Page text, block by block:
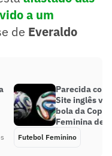
a um
de Everaldo
Parecida com
Site inglês
bola da Copa
Feminina de
Futebol Feminino